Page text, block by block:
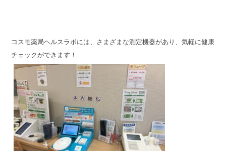
コスモ薬局ヘルスラボには、さまざまな測定機器があり、気軽に健康
チェックができます！